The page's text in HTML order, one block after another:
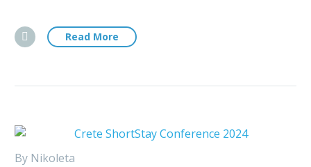
Read More
By Nikoleta